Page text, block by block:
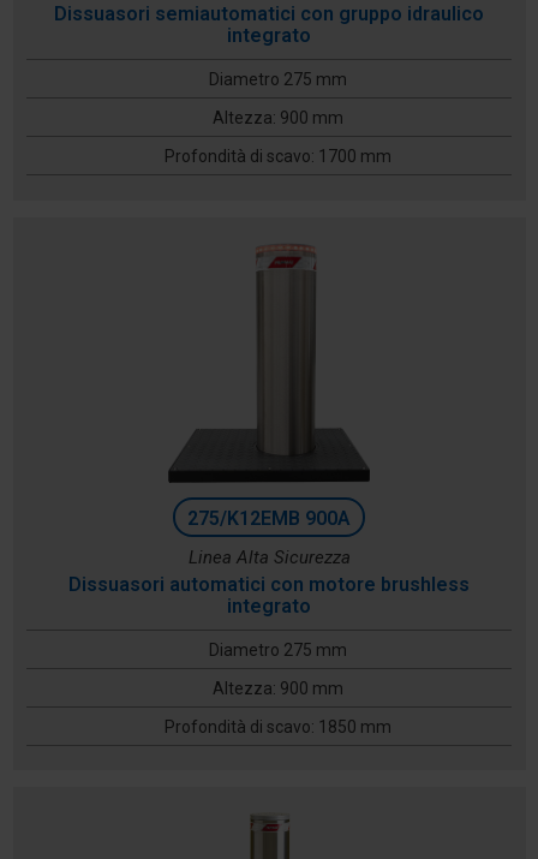
Dissuasori semiautomatici con gruppo idraulico
integrato
Diametro 275 mm
Altezza: 900 mm
Profondità di scavo: 1700 mm
275/K12EMB 900A
Linea Alta Sicurezza
Dissuasori automatici con motore brushless
integrato
Diametro 275 mm
Altezza: 900 mm
Profondità di scavo: 1850 mm